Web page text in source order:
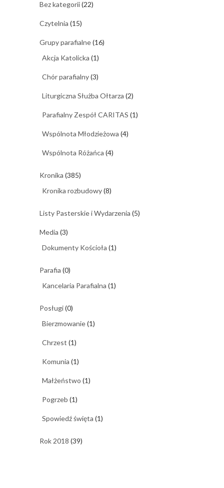
Bez kategorii(22)
Czytelnia (15)
Grupy parafialne(16)
Akcja Katolicka (1)
Chór parafialny(3)
Liturgiczna Służba Ołtarza (2)
Parafialny Zespół CARITAS (1)
Wspólnota Młodzieżowa (4)
Wspólnota Różańca (4)
Kronika (385)
Kronika rozbudowy(8)
Listy Pasterskie i Wydarzenia (5)
Media (3)
Dokumenty Kościoła (1)
Parafia (0)
Kancelaria Parafialna (1)
Posługi(0)
Bierzmowanie(1)
Chrzest (1)
Komunia (1)
Małżeństwo (1)
Pogrzeb (1)
Spowiedź święta (1)
Rok 2018 (39)